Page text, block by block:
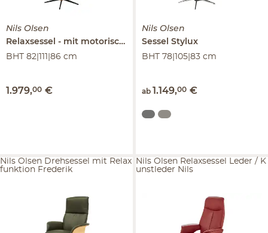
Nils Olsen
Relaxsessel mit motorischer Relaxfunktion
BHT 82|111|86 cm
1.979,00 €
Nils Olsen
Sessel Stylux
BHT 78|105|83 cm
ab 1.149,00 €
Nils Olsen Drehsessel mit Relax
funktion Frederik
Nils Olsen Relaxsessel Leder / K
unstleder Nils